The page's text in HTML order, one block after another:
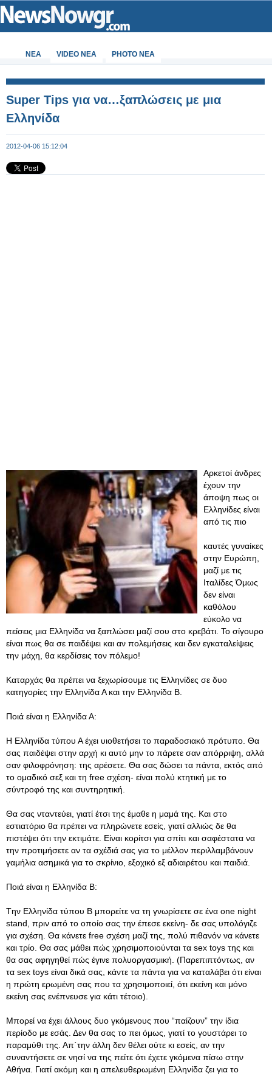
ΝΕΑ VIDEO NEA PHOTO NEA
Super Tips για να…ξαπλώσεις με μια
Ελληνίδα
2012-04-06 15:12:04
Αρκετοί άνδρες
έχουν την
άποψη πως οι
Ελληνίδες είναι
από τις πιο
καυτές γυναίκες
στην Ευρώπη,
μαζί με τις
Ιταλίδες Όμως
δεν είναι
καθόλου
εύκολο να
πείσεις μια Ελληνίδα να ξαπλώσει μαζί σου στο κρεβάτι. Το σίγουρο
είναι πως θα σε παιδέψει και αν πολεμήσεις και δεν εγκαταλείψεις
την μάχη, θα κερδίσεις τον πόλεμο!
Καταρχάς θα πρέπει να ξεχωρίσουμε τις Ελληνίδες σε δυο
κατηγορίες την Ελληνίδα Α και την Ελληνίδα Β.
Ποιά είναι η Ελληνίδα Α:
Η Ελληνίδα τύπου Α έχει υιοθετήσει το παραδοσιακό πρότυπο. Θα
σας παιδέψει στην αρχή κι αυτό μην το πάρετε σαν απόρριψη, αλλά
σαν φιλοφρόνηση: της αρέσετε. Θα σας δώσει τα πάντα, εκτός από
το ομαδικό σεξ και τη free σχέση- είναι πολύ κτητική με το
σύντροφό της και συντηρητική.
Θα σας νταντεύει, γιατί έτσι της έμαθε η μαμά της. Και στο
εστιατόριο θα πρέπει να πληρώνετε εσείς, γιατί αλλιώς δε θα
πιστέψει ότι την εκτιμάτε. Είναι κορίτσι για σπίτι και σαφέστατα να
την προτιμήσετε αν τα σχέδιά σας για το μέλλον περιλλαμβάνουν
γαμήλια ασημικά για το σκρίνιο, εξοχικό εξ αδιαιρέτου και παιδιά.
Ποιά είναι η Ελληνίδα Β:
Tην Ελληνίδα τύπου Β μπορείτε να τη γνωρίσετε σε ένα one night
stand, πριν από το οποίο σας την έπεσε εκείνη- δε σας υπολόγιζε
για σχέση. Θα κάνετε free σχέση μαζί της, πολύ πιθανόν να κάνετε
και τρίο. Θα σας μάθει πώς χρησιμοποιούνται τα sex toys της και
θα σας αφηγηθεί πώς έγινε πολυοργασμική. (Παρεπιπτόντως, αν
τα sex toys είναι δικά σας, κάντε τα πάντα για να καταλάβει ότι είναι
η πρώτη ερωμένη σας που τα χρησιμοποιεί, ότι εκείνη και μόνο
εκείνη σας ενέπνευσε για κάτι τέτοιο).
Μπορεί να έχει άλλους δυο γκόμενους που “παίζουν” την ίδια
περίοδο με εσάς. Δεν θα σας το πει όμως, γιατί το γουστάρει το
παραμύθι της. Απ΄την άλλη δεν θέλει ούτε κι εσείς, αν την
συναντήσετε σε νησί να της πείτε ότι έχετε γκόμενα πίσω στην
Αθήνα. Γιατί ακόμη και η απελευθερωμένη Ελληνίδα ζει για το